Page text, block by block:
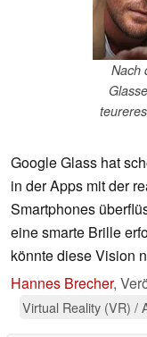
Nach
Google Glass hat
in der Apps mit der
Smartphones
eine smarte Brille
könnte diese Vision
Hannes Brecher,
Virtual Reality (VR) /